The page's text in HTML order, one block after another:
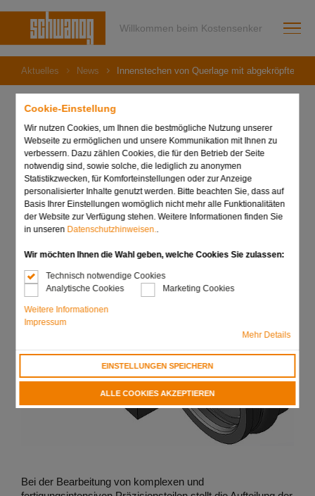
Cookie-Einstellung
Wir nutzen Cookies, um Ihnen die bestmögliche Nutzung unserer
Webseite zu ermöglichen und unsere Kommunikation mit Ihnen zu
verbessern. Dazu zählen Cookies, die für den Betrieb der Seite
notwendig sind, sowie solche, die lediglich zu anonymen
Statistikzwecken, für Komforteinstellungen oder zur Anzeige
personalisierter Inhalte genutzt werden. Bitte beachten Sie, dass auf
Basis Ihrer Einstellungen womöglich nicht mehr alle Funktionalitäten
der Website zur Verfügung stehen. Weitere Informationen finden Sie
in unseren Datenschutzhinweisen..
Wir möchten Ihnen die Wahl geben, welche Cookies Sie zulassen:
Technisch notwendige Cookies
Analytische Cookies
Marketing Cookies
Weitere Informationen
Impressum
Mehr Details
EINSTELLUNGEN SPEICHERN
ALLE COOKIES AKZEPTIEREN
Willkommen beim Kostensenker
Aktuelles News Innenstechen von Querlage mit abgekröpftem
20. Oktober 2020
Innenstechen von
Querlage mit
abgekröpftem Halter!
Bei der Bearbeitung von komplexen und